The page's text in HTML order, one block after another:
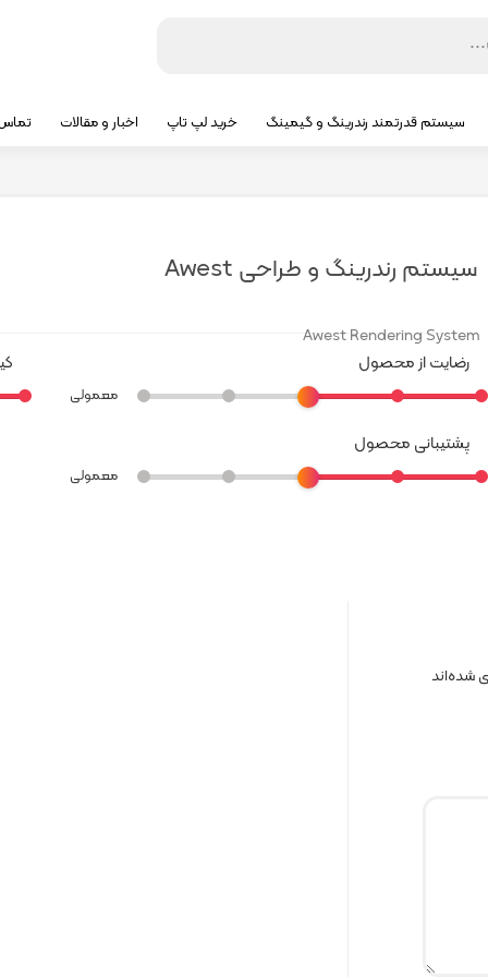
سیستم قدرتمند رندرینگ و گیمینگ خرید لپ تاپ اخبار و مقالات تماس
سیستم رندرینگ و طراحی Awest
Awest Rendering System
رضایت از محصول
معمولی
پشتیبانی محصول
معمولی
شده‌اند